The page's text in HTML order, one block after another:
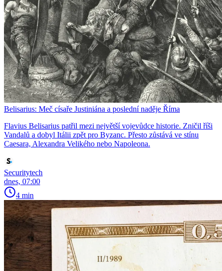
Belisarius: Meč císaře Justiniána a poslední naděje Říma
Flavius Belisarius patřil mezi největší vojevůdce historie. Zničil říši
Vandalů a dobyl Itálii zpět pro Byzanc. Přesto zůstává ve stínu
Caesara, Alexandra Velikého nebo Napoleona.
Securitytech
dnes, 07:00
4 min